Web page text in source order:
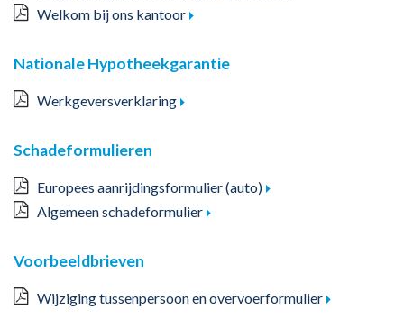
Welkom bij ons kantoor
Nationale Hypotheekgarantie
Werkgeversverklaring
Schadeformulieren
Europees aanrijdingsformulier (auto)
Algemeen schadeformulier
Voorbeeldbrieven
Wijziging tussenpersoon en overvoerformulier